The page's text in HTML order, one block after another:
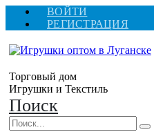
ВОЙТИ
РЕГИСТРАЦИЯ
Торговый дом
Игрушки и Текстиль
Поиск